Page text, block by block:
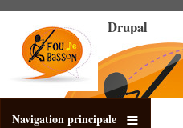
Inhalt
Drupal
Navigation principale